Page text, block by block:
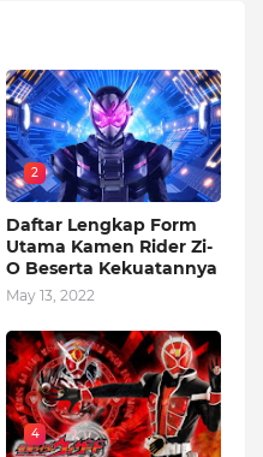
2
Daftar Lengkap Form
Utama Kamen Rider Zi-
O Beserta Kekuatannya
May 13, 2022
4